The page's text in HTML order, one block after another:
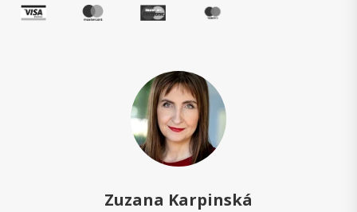
Zuzana Karpinská